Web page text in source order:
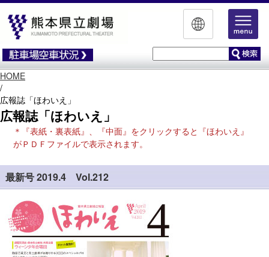
HOME
/
広報誌「ほわいえ」
広報誌「ほわいえ」
＊『表紙・裏表紙』、『中面』をクリックすると『ほわいえ』
がＰＤＦファイルで表示されます。
最新号 2019.4 Vol.212